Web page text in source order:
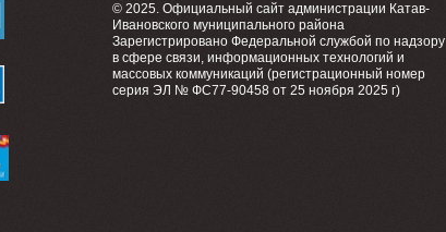
© 2025. Официальный сайт администрации Катав-
Ивановского муниципального района
Зарегистрировано Федеральной службой по надзору
в сфере связи, информационных технологий и
массовых коммуникаций (регистрационный номер
серия ЭЛ № ФС77-90458 от 25 ноября 2025 г)